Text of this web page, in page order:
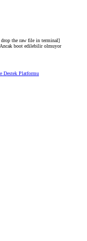
drop the raw file in terminal]
boot edilebilir olmuyor
Destek Platformu